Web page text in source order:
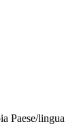
Paese/lingua